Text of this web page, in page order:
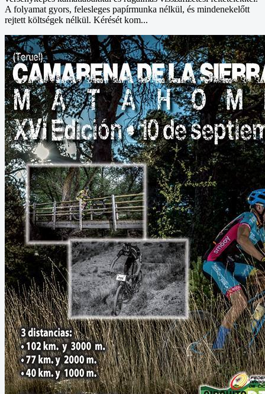
A folyamat gyors, felesleges papírmunka nélkül, és mindenekelőtt
rejtett költségek nélkül. Kérését kom...